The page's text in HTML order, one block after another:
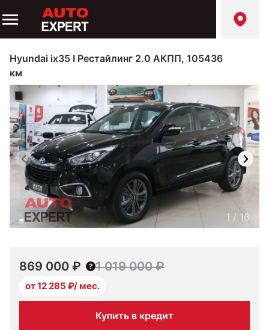
Hyundai ix35 I Рестайлинг 2.0 АКПП, 105436
км
1 / 16
869 000 ₽ 1 019 000 ₽
от 12 285 ₽/ мес.
Купить в кредит